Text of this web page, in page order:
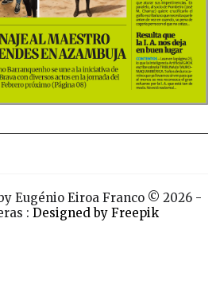
Eugénio Eiroa Franco © 2026 -
: Designed by Freepik